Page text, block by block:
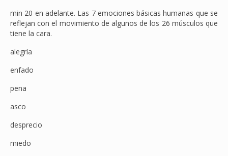
min 20 en adelante. Las 7 emociones básicas humanas que se
reflejan con el movimiento de algunos de los 26 músculos que
tiene la cara.
alegría
enfado
pena
asco
desprecio
miedo